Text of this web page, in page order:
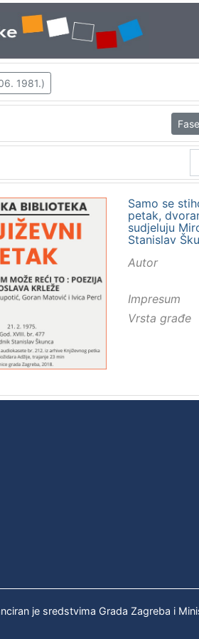
1981.)
Samo se
petak,
sudjeluju
Stanislav
Autor
Impresum
Vrsta građe
je sredstvima Grada Zagreba i